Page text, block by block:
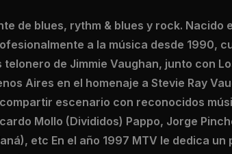
de blues, rythm & blues y rock. Nacido
a la música desde 1990,
de Jimmie Vaughan, junto con
Aires en el homenaje a Stevie Ray
escenario con reconocidos
Mollo (Divididos) Pappo, Jorge
etc En el año 1997 MTV le dedica un